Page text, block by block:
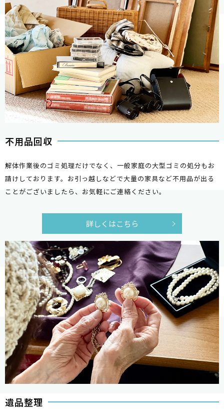
不用品回収
解体作業後のゴミ処理だけでなく、一般家庭の大型ゴミの処分もお
請けしております。 お引っ越しなどで大量の家具など不用品が出る
ことがございましたら、お気軽にご連絡ください。
詳しくはこちら
遺品整理